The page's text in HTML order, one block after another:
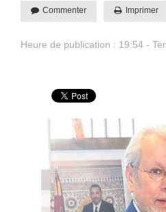
Commenter Imprimer
Heure de publication : 19:54 -